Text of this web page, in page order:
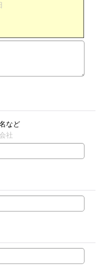
など
社